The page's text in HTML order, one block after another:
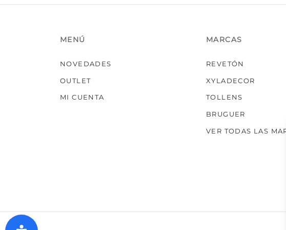
MENÚ
NOVEDADES
OUTLET
MI CUENTA
MARCAS
REVETÓN
XYLADECOR
TOLLENS
BRUGUER
VER TODAS LAS